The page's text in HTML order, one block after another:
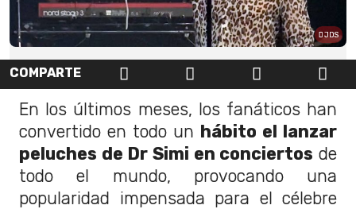
JDS
COMPARTE
En los últimos meses, los fanáticos han
convertido en todo un hábito el lanzar
peluches de Dr Simi en conciertos de
todo el mundo, provocando una
popularidad impensada para el célebre